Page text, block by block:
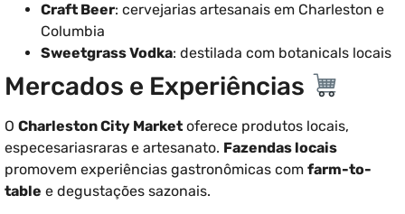
Craft Beer: cervejarias artesanais em Charleston e
Columbia
Sweetgrass Vodka: destilada com botanicals locais
Mercados e Experiências
O Charleston City Market oferece produtos locais,
especesariasraras e artesanato. Fazendas locais
promovem experiências gastronômicas com farm-to-
table e degustações sazonais.